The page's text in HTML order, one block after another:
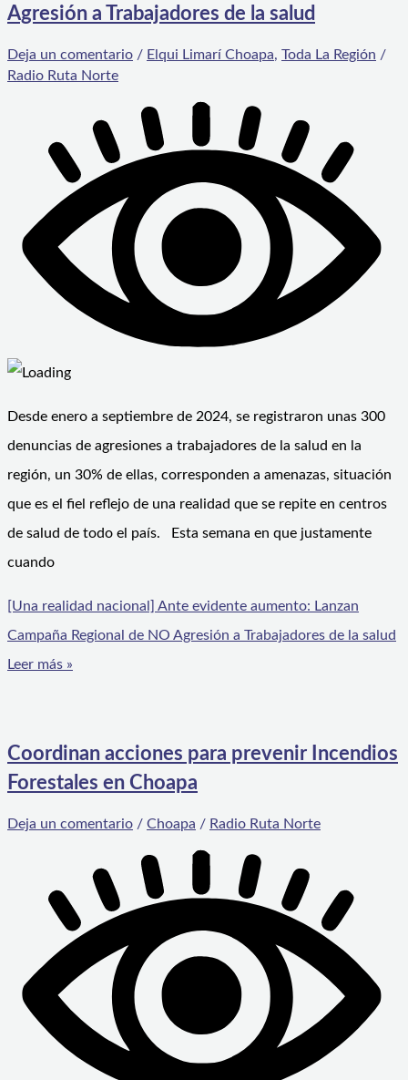
Agresión a Trabajadores de la salud
Deja un comentario / Elqui Limarí Choapa, Toda La Región /
Radio Ruta Norte
Desde enero a septiembre de 2024, se registraron unas 300
denuncias de agresiones a trabajadores de la salud en la
región, un 30% de ellas, corresponden a amenazas, situación
que es el fiel reflejo de una realidad que se repite en centros
de salud de todo el país. Esta semana en que justamente
cuando
[Una realidad nacional] Ante evidente aumento: Lanzan
Campaña Regional de NO Agresión a Trabajadores de la salud
Leer más »
Coordinan acciones para prevenir Incendios
Forestales en Choapa
Deja un comentario / Choapa / Radio Ruta Norte